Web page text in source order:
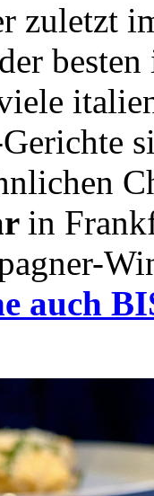
zuletzt
in
auch